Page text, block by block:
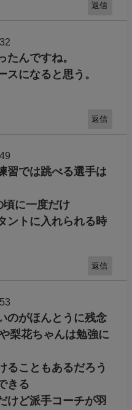
返信
んですね。
になると思う。
返信
習では跳べる選手は
に一度だけ
ントに入れられる時
返信
のがほんとうに残念
梨花ちゃんは勉強に
ることもあるだろう
きる
けど派手コーチが羽